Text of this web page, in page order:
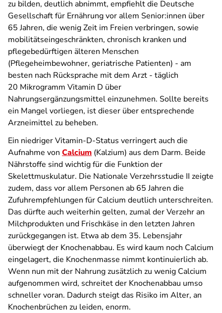
zu bilden, deutlich abnimmt, empfiehlt die Deutsche
Gesellschaft für Ernährung vor allem Senior:innen über
65 Jahren, die wenig Zeit im Freien verbringen, sowie
mobilitäts­eingeschränkten, chronisch kranken und
pflegebedürftigen älteren Menschen
(Pflegeheimbewohner, geriatrische Patienten) - am
besten nach Rücksprache mit dem Arzt - täglich
20 Mikrogramm Vitamin D über
Nahrungsergänzungsmittel einzunehmen. Sollte bereits
ein Mangel vorliegen, ist dieser über entsprechende
Arzneimittel zu beheben.
Ein niedriger Vitamin-D-Status verringert auch die
Aufnahme von Calcium (Kalzium) aus dem Darm. Beide
Nährstoffe sind wichtig für die Funktion der
Skelettmuskulatur. Die Nationale Verzehrsstudie II zeigte
zudem, dass vor allem Personen ab 65 Jahren die
Zufuhrempfehlungen für Calcium deutlich unterschreiten.
Das dürfte auch weiterhin gelten, zumal der Verzehr an
Milchprodukten und Frischkäse in den letzten Jahren
zurückgegangen ist. Etwa ab dem 35. Lebensjahr
überwiegt der Knochenabbau. Es wird kaum noch Calcium
eingelagert, die Knochenmasse nimmt kontinuierlich ab.
Wenn nun mit der Nahrung zusätzlich zu wenig Calcium
aufgenommen wird, schreitet der Knochenabbau umso
schneller voran. Dadurch steigt das Risiko im Alter, an
Knochenbrüchen zu leiden, enorm.